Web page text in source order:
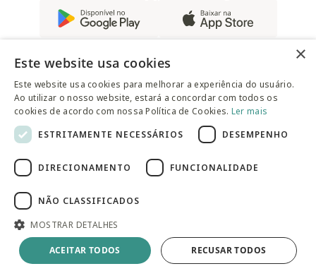
Adicionar à sacola
@westwingbr
Somos uma empresa certificada
© 2025 Westwing Comércio Varejista S.A WESTWING
Av. Queiroz Filho, 1700 - Torre A 5° andar - Vila Hamburguesa -
São Paulo
×
Este website usa cookies
Este website usa cookies para melhorar a experiência do usuário.
Ao utilizar o nosso website, estará a concordar com todos os
cookies de acordo com nossa Política de Cookies. Ler mais
ESTRITAMENTE NECESSÁRIOS
DESEMPENHO
DIRECIONAMENTO FUNCIONALIDADE
NÃO CLASSIFICADOS
MOSTRAR DETALHES
ACEITAR TODOS RECUSAR TODOS